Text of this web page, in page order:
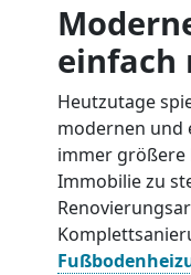
einfach
Heutzutage
modernen und
immer größere
Immobilie zu